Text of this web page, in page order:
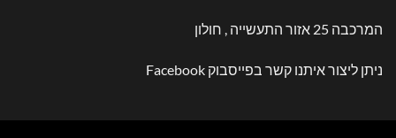
המרכבה 25 אזור התעשייה , חולון
ניתן ליצור איתנו קשר בפייסבוק Facebook